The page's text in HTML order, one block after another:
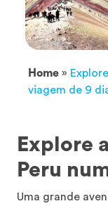
Home »
viagem de 9
Explore
Peru
Uma grande